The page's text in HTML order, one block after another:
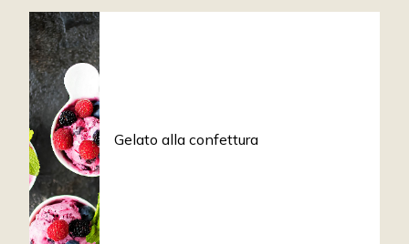
Gelato alla confettura